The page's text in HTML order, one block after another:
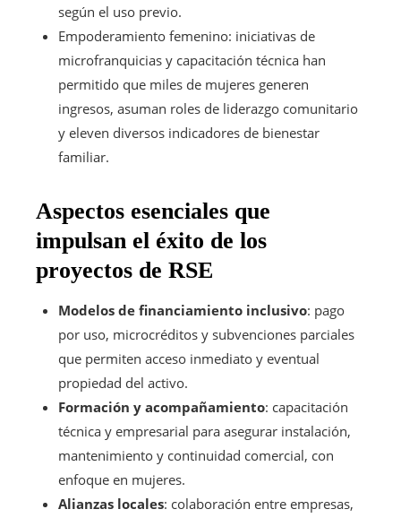
según el uso previo.
Empoderamiento femenino: iniciativas de
microfranquicias y capacitación técnica han
permitido que miles de mujeres generen
ingresos, asuman roles de liderazgo comunitario
y eleven diversos indicadores de bienestar
familiar.
Aspectos esenciales que
impulsan el éxito de los
proyectos de RSE
Modelos de financiamiento inclusivo: pago
por uso, microcréditos y subvenciones parciales
que permiten acceso inmediato y eventual
propiedad del activo.
Formación y acompañamiento: capacitación
técnica y empresarial para asegurar instalación,
mantenimiento y continuidad comercial, con
enfoque en mujeres.
Alianzas locales: colaboración entre empresas,